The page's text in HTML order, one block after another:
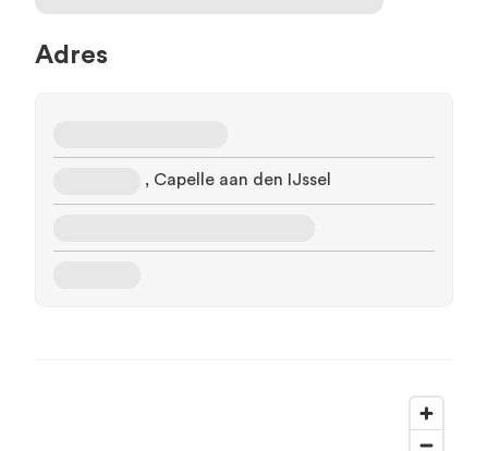
Adres
, Capelle aan den IJssel